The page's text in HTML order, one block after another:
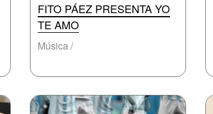
FITO PÁEZ PRESENTA YO
TE AMO
Música /